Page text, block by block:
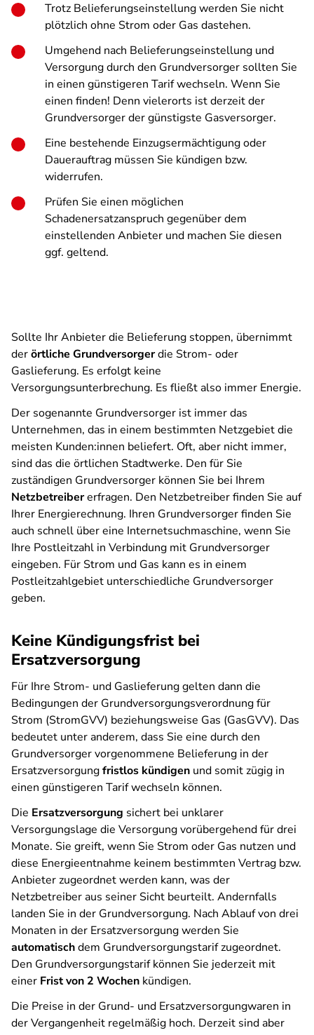
Trotz Belieferungseinstellung werden Sie nicht
plötzlich ohne Strom oder Gas dastehen.
Umgehend nach Belieferungseinstellung und
Versorgung durch den Grundversorger sollten Sie
in einen günstigeren Tarif wechseln. Wenn Sie
einen finden! Denn vielerorts ist derzeit der
Grundversorger der günstigste Gasversorger.
Eine bestehende Einzugsermächtigung oder
Dauerauftrag müssen Sie kündigen bzw.
widerrufen.
Prüfen Sie einen möglichen
Schadenersatzanspruch gegenüber dem
einstellenden Anbieter und machen Sie diesen
ggf. geltend.
Sollte Ihr Anbieter die Belieferung stoppen, übernimmt
derörtliche Grundversorgerdie Strom- oder
Gaslieferung. Es erfolgt keine
Versorgungsunterbrechung. Es fließt also immer Energie.
Der sogenannte Grundversorger ist immer das
Unternehmen, das in einem bestimmten Netzgebiet die
meisten Kunden:innen beliefert. Oft, aber nicht immer,
sind das die örtlichen Stadtwerke. Den für Sie
zuständigen Grundversorger können Sie bei Ihrem
Netzbetreibererfragen. Den Netzbetreiber finden Sie auf
Ihrer Energierechnung. Ihren Grundversorger finden Sie
auch schnell über eine Internetsuchmaschine, wenn Sie
Ihre Postleitzahl in Verbindung mit Grundversorger
eingeben. Für Strom und Gas kann es in einem
Postleitzahlgebiet unterschiedliche Grundversorger
geben.
Keine Kündigungsfrist bei
Ersatzversorgung
Für Ihre Strom- und Gaslieferung gelten dann die
Bedingungen der Grundversorgungsverordnung für
Strom (StromGVV) beziehungsweise Gas (GasGVV). Das
bedeutet unter anderem, dass Sie eine durch den
Grundversorger vorgenommene Belieferung in der
Ersatzversorgungfristlos kündigen und somit zügig in
einen günstigeren Tarif wechseln können.
Die Ersatzversorgung sichert bei unklarer
Versorgungslage die Versorgung vorübergehend für drei
Monate. Sie greift, wenn Sie Strom oder Gas nutzen und
diese Energieentnahme keinem bestimmten Vertrag bzw.
Anbieter zugeordnet werden kann, was der
Netzbetreiber aus seiner Sicht beurteilt. Andernfalls
landen Sie in der Grundversorgung. Nach Ablauf von drei
Monaten in der Ersatzversorgung werden Sie
automatischdem Grundversorgungstarif zugeordnet.
Den Grundversorgungstarif können Sie jederzeit mit
einer Frist von 2 Wochen kündigen.
Die Preise in der Grund- und Ersatzversorgungwaren in
der Vergangenheit regelmäßig hoch. Derzeit sind aber